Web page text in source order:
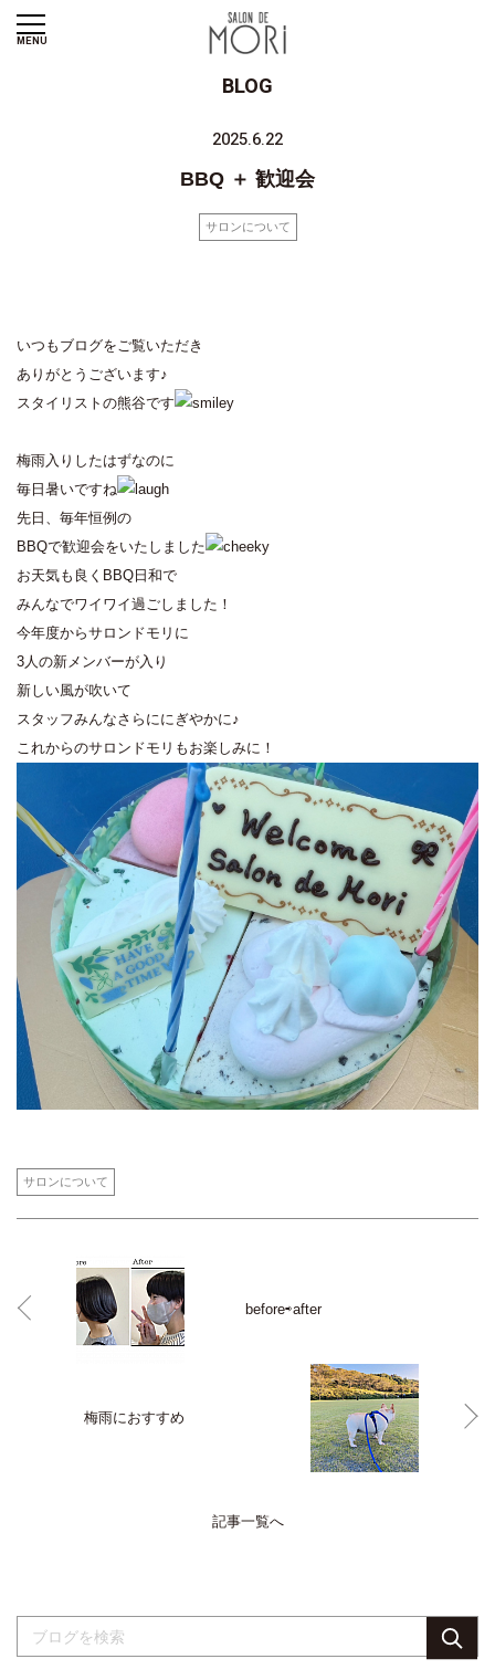
MENU
BLOG
2025.6.22
BBQ ＋ 歓迎会
サロンについて
いつもブログをご覧いただき
ありがとうございます♪
スタイリストの熊谷です
梅雨入りしたはずなのに
毎日暑いですね
先日、毎年恒例の
BBQで歓迎会をいたしました
お天気も良くBBQ日和で
みんなでワイワイ過ごしました！
今年度からサロンドモリに
3人の新メンバーが入り
新しい風が吹いて
スタッフみんなさらににぎやかに♪
これからのサロンドモリもお楽しみに！
サロンについて
before⇨after
梅雨におすすめ
記事一覧へ